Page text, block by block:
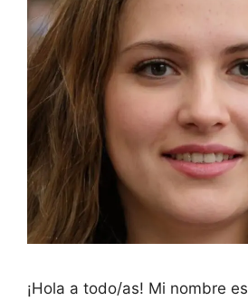
¡Hola a todo/as! Mi nombre es